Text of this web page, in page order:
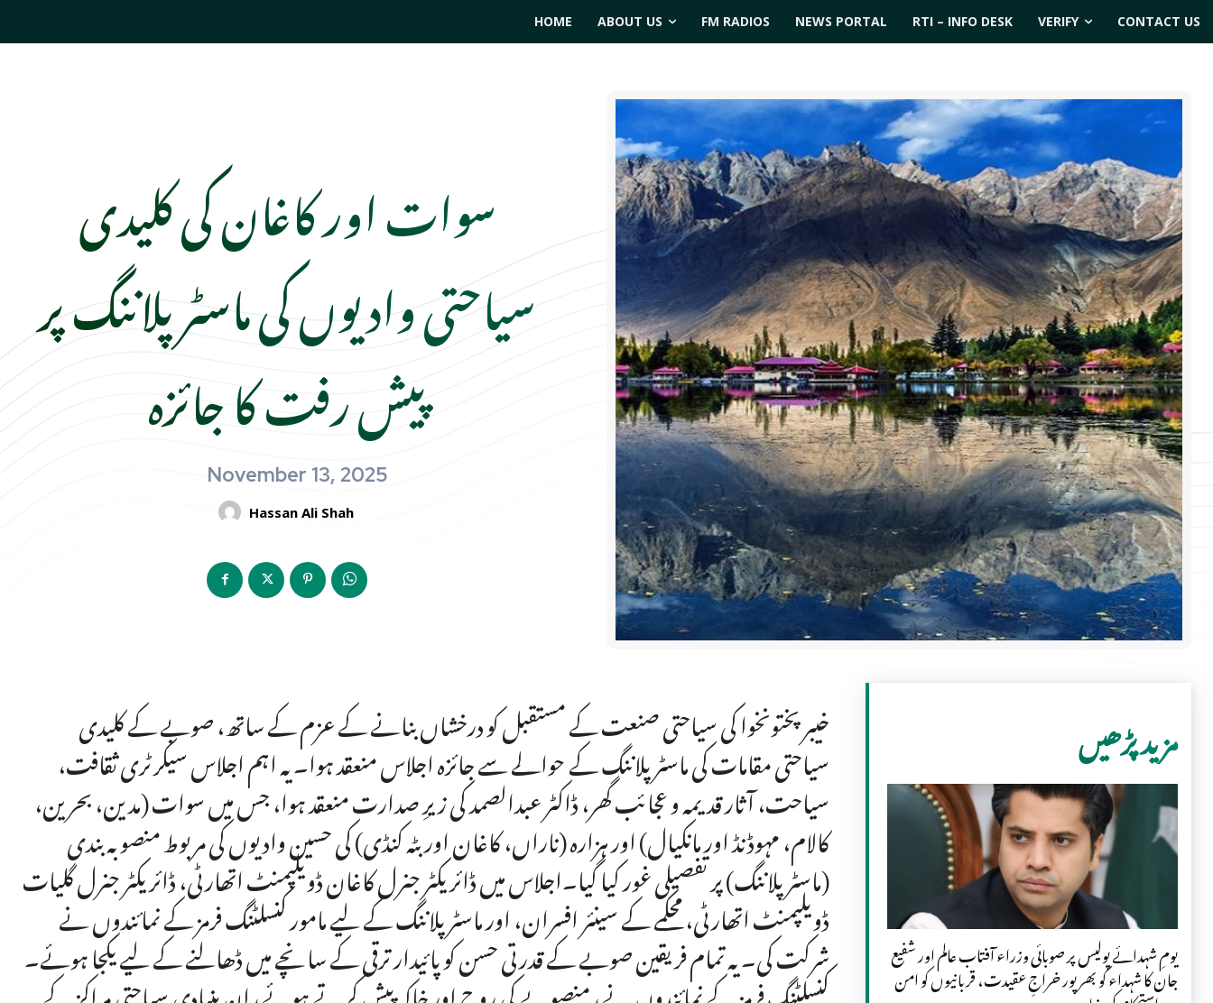
HOME ABOUT US FM RADIOS NEWS PORTAL RTI – INFO DESK VERIFY CONTACT US
سوات اور کاغان کی کلیدی
سیاحتی وادیوں کی ماسٹر پلاننگ پر
پیش رفت کا جائزہ
November 13, 2025
Hassan Ali Shah
خیبر پختونخوا کی سیاحتی صنعت کے مستقبل کو درخشاں بنانے کے عزم کے ساتھ، صوبے کے کلیدی
سیاحتی مقامات کی ماسٹر پلاننگ کے حوالے سے جائزہ اجلاس منعقد ہوا۔ یہ اہم اجلاس سیکرٹری ثقافت،
سیاحت، آثار قدیمہ و عجائب گھر، ڈاکٹر عبدالصمد کی زیرِ صدارت منعقد ہوا، جس میں سوات (مدین، بحرین،
کالام، مہوڈنڈ اور مانکیال) اور ہزارہ (ناراں، کاغان اور بٹہ کنڈی) کی حسین وادیوں کی مربوط منصوبہ بندی
(ماسٹر پلاننگ) پر تفصیلی غور کیا گیا۔اجلاس میں ڈائریکٹر جنرل کاغان ڈویلپمنٹ اتھارٹی، ڈائریکٹر جنرل گلیات
ڈویلپمنٹ اتھارٹی، محکمے کے سینئر افسران، اور ماسٹر پلاننگ کے لیے مامور کنسلٹنگ فرمز کے نمائندوں نے
شرکت کی۔ یہ تمام فریقین صوبے کے قدرتی حسن کو پائیدار ترقی کے سانچے میں ڈھالنے کے لیے یکجا ہوئے۔
مزید پڑھیں
یومِ شہدائے پولیس پر صوبائی وزراء آفتاب عالم اور شفیع
جان کا شہداء کو بھرپور خراجِ عقیدت، قربانیوں کو امن